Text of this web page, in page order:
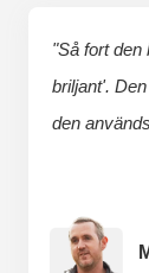
"Så fort den
briljant'.
den